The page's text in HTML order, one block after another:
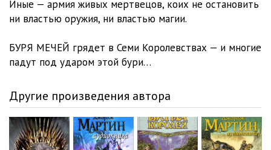
016.Sansa 15:47
018.Samvel 43:49
020.Keytilin
021.Jeyme 29:34
Иные — армия живых мертвецов, коих не остановить
ни властью оружия, ни властью магии.
БУРЯ МЕЧЕЙ грядет в Семи Королевствах — и многие
падут под ударом этой бури…
Другие произведения автора